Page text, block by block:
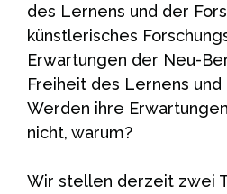
des Lernens und der
künstlerisches
Erwartungen der Neu-
Freiheit des Lernens und
Werden ihre
nicht, warum?
Wir stellen derzeit zwei